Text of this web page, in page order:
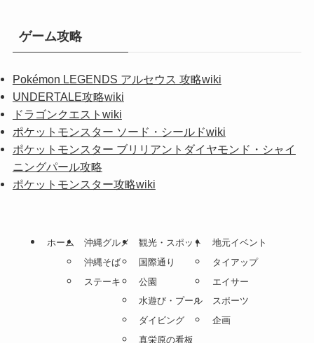
ゲーム攻略
Pokémon LEGENDS アルセウス 攻略wiki
UNDERTALE攻略wiki
ドラゴンクエストwiki
ポケットモンスター ソード・シールドwiki
ポケットモンスター ブリリアントダイヤモンド・シャイ
ニングパール攻略
ポケットモンスター攻略wiki
ホーム
沖縄グルメ
沖縄そば
ステーキ
観光・スポット
国際通り
公園
水遊び・プール
ダイビング
真栄原の看板
地元イベント
タイアップ
エイサー
スポーツ
企画